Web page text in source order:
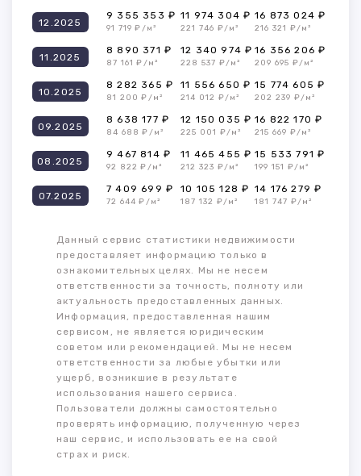
12.2025
9 355 353 ₽
91 719 ₽/м²
11 974 304 ₽
221 746 ₽/м²
16 873 024 ₽
216 321 ₽/м²
11.2025
8 890 371 ₽
87 161 ₽/м²
12 340 974 ₽
228 537 ₽/м²
16 356 206 ₽
209 695 ₽/м²
10.2025
8 282 365 ₽
81 200 ₽/м²
11 556 650 ₽
214 012 ₽/м²
15 774 605 ₽
202 239 ₽/м²
09.2025
8 638 177 ₽
84 688 ₽/м²
12 150 035 ₽
225 001 ₽/м²
16 822 170 ₽
215 669 ₽/м²
08.2025
9 467 814 ₽
92 822 ₽/м²
11 465 455 ₽
212 323 ₽/м²
15 533 791 ₽
199 151 ₽/м²
07.2025
7 409 699 ₽
72 644 ₽/м²
10 105 128 ₽
187 132 ₽/м²
14 176 279 ₽
181 747 ₽/м²
Данный сервис статистики недвижимости
предоставляет информацию только в
ознакомительных целях. Мы не несем
ответственности за точность, полноту или
актуальность предоставленных данных.
Информация, предоставленная нашим
сервисом, не является юридическим
советом или рекомендацией. Мы не несем
ответственности за любые убытки или
ущерб, возникшие в результате
использования нашего сервиса.
Пользователи должны самостоятельно
проверять информацию, полученную через
наш сервис, и использовать ее на свой
страх и риск.